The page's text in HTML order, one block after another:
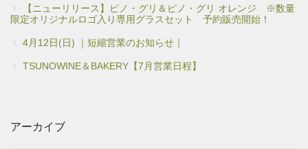
【ニューリリース】ピノ・グリ＆ピノ・グリ オレンジ ※数量
限定オリジナルロゴ入り専用グラスセット 予約販売開始！
4月12日(日) ｜短縮営業のお知らせ｜
TSUNOWINE＆BAKERY【7月営業日程】
アーカイブ